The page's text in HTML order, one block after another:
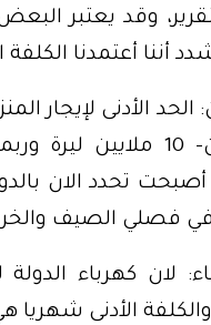
وقد يعتبر
أننا أعتمدنا الكلفة
5 ملايين- 10
أصبحت تحدد الان
في فصلي الصيف
لان كهرباء الدولة
شهريا هي 2 مليون ليرة وقد تصل الى 8 ملايين